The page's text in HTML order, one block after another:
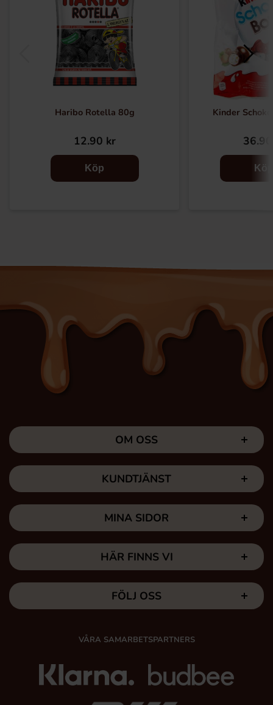
Haribo Rotella 80g
12.90 kr
Köp
Kinder
Köp
OM OSS
KUNDTJÄNST
MINA SIDOR
HÄR FINNS VI
FÖLJ OSS
VÅRA SAMARBETSPARTNERS